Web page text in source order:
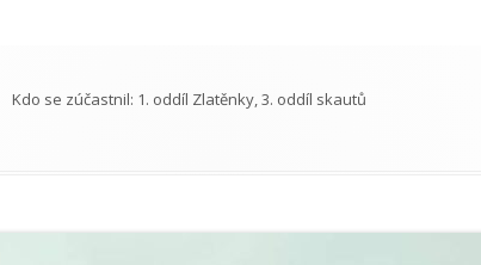
Kdo se zúčastnil: 1. oddíl Zlatěnky, 3. oddíl skautů